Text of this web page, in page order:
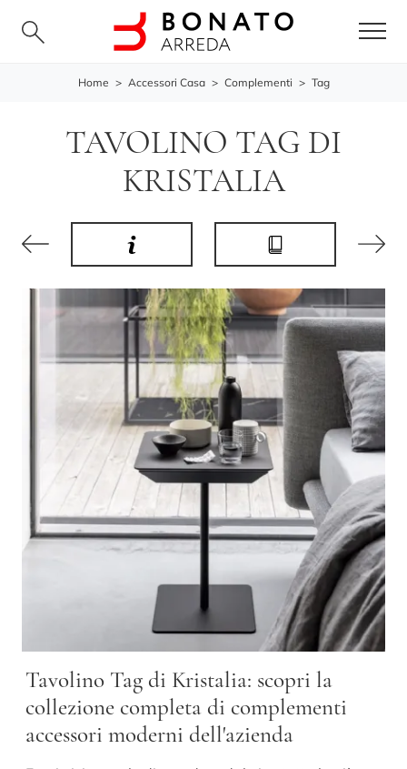
Home > Accessori Casa > Complementi > Tag
TAVOLINO TAG DI
KRISTALIA
Tavolino Tag di Kristalia: scopri la
collezione completa di complementi
accessori moderni dell'azienda